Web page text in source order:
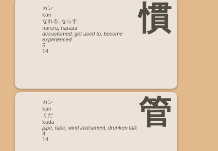
慣
カン
kan
なれる; ならす
nareru; narasu
accustomed; get used to; become
experienced
5
14
管
カン
kan
くだ
kuda
pipe; tube; wind instrument; drunken talk
4
14